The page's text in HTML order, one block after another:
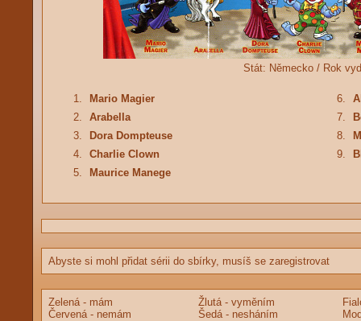
Stát: Německo / Rok
1. Mario Magier 6.
2.
Arabella 7.
3.
Dora Dompteuse 8.
4.
Charlie Clown 9.
5.
Maurice Manege
Abyste si mohl přidat sérii do sbírky, musíš se zaregistrovat
Zelená - mám
Červená - nemám
Žlutá - vyměním
Šedá - nesháním